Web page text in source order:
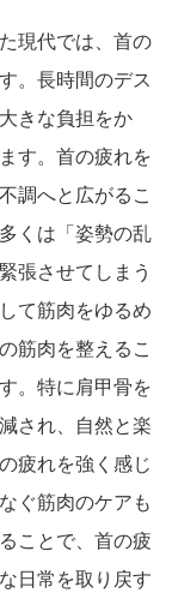
現代では、首の
。長時間のデス
きな負担をか
す。首の疲れを
調へと広がるこ
くは「姿勢の乱
張させてしまう
て筋肉をゆるめ
筋肉を整えるこ
。特に肩甲骨を
され、自然と楽
疲れを強く感じ
ぐ筋肉のケアも
ことで、首の疲
日常を取り戻す